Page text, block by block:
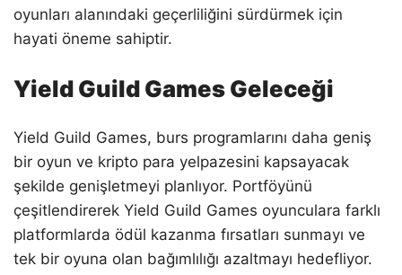
oyunları alanındaki geçerliliğini sürdürmek için
hayati öneme sahiptir.
Yield Guild Games Geleceği
Yield Guild Games, burs programlarını daha geniş
bir oyun ve kripto para yelpazesini kapsayacak
şekilde genişletmeyi planlıyor. Portföyünü
çeşitlendirerek Yield Guild Games oyunculara farklı
platformlarda ödül kazanma fırsatları sunmayı ve
tek bir oyuna olan bağımlılığı azaltmayı hedefliyor.